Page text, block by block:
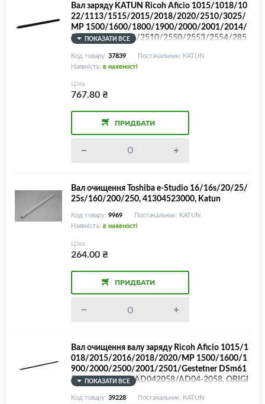
Вал заряду KATUN Ricoh Aficio 1015/1018/10
22/1113/1515/2015/2018/2020/2510/3025/
MP 1500/1600/1800/1900/2000/2001/2014/
2352/2500/2501/2510/2550/2553/2554/285
1/2852/3010/3030/3054/3350/3351/3352/3
353/Gestetner DSm615/618/625/716/725/AD
027018/AD027014/G0523510
ПОКАЗАТИ ВСЕ
Код товару: 37839
Постачальник: KATUN
Наявність: в наявності
Ціна
767.80₴
ПРИДБАТИ
Вал очищення Toshiba e-Studio 16/16s/20/25/
25s/160/200/250, 41304523000, Katun
Код товару: 9969
Постачальник: KATUN
Наявність: в наявності
Ціна
264.00₴
ПРИДБАТИ
Вал очищення валу заряду Ricoh Aficio 1015/1
018/2015/2016/2018/2020/MP 1500/1600/1
900/2000/2500/2001/2501/Gestetner DSm61
5/618/616/620/AD042058/AD04-2058, ORIGI
NAL!
ПОКАЗАТИ ВСЕ
Код товару: 39228
Постачальник: KATUN